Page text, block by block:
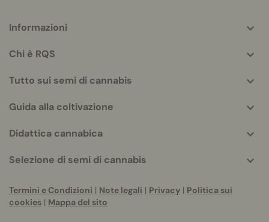
info
Informazioni
Chi è RQS
Tutto sui semi di cannabis
Guida alla coltivazione
Didattica cannabica
Selezione di semi di cannabis
Termini e Condizioni | Note legali | Privacy | Politica sui
cookies | Mappa del sito